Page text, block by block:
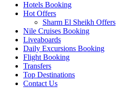
Hotels Booking
Hot Offers
Sharm El Sheikh Offers
Nile Cruises Booking
Liveaboards
Daily Excursions Booking
Flight Booking
Transfers
Top Destinations
Contact Us